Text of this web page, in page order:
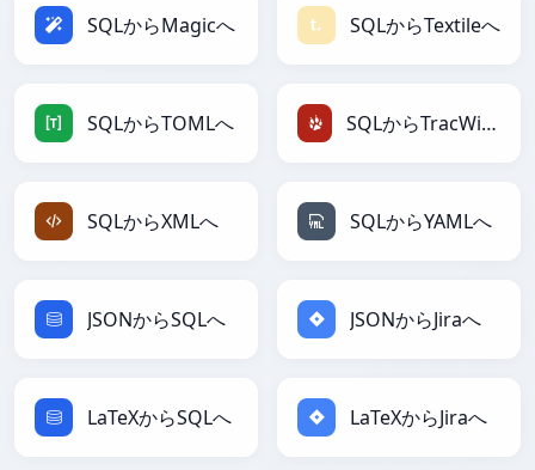
SQLからMagicへ SQLからTextileへ
SQLからTOMLへ SQLからTracWikiへ
SQLからXMLへ SQLからYAMLへ
JSONからSQLへ JSONからJiraへ
LaTeXからSQLへ LaTeXからJiraへ